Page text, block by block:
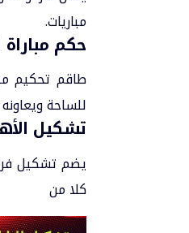
مباريات.
حكم
للساحة
تشكيل
كلا من